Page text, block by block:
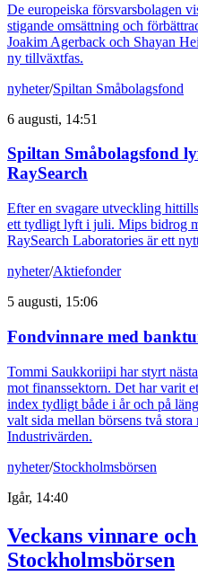
De europeiska försvarsbolagen
stigande omsättning och
Joakim Agerback och Shayan
ny tillväxtfas.
nyheter/Spiltan Småbolagsfond
6 augusti, 14:51
Spiltan Småbolagsfond
RaySearch
Efter en svagare utveckling
ett tydligt lyft i juli. Mips bidrog
RaySearch Laboratories är ett
nyheter/Aktiefonder
5 augusti, 15:06
Fondvinnare med
Tommi Saukkoriipi har styrt
mot finanssektorn. Det har varit
index tydligt både i år och på
valt sida mellan börsens två
Industrivärden.
nyheter/Stockholmsbörsen
Igår, 14:40
Veckans vinnare
Stockholmsbörsen